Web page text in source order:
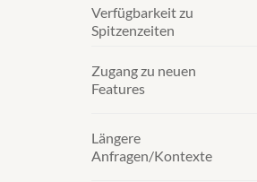
Verfügbarkeit zu
Spitzenzeiten
Zugang zu neuen
Features
Längere
Anfragen/Kontexte